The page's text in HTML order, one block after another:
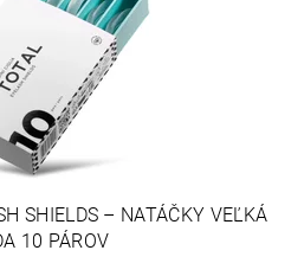
SHIELDS – NATÁČKY VEĽKÁ
10 PÁROV